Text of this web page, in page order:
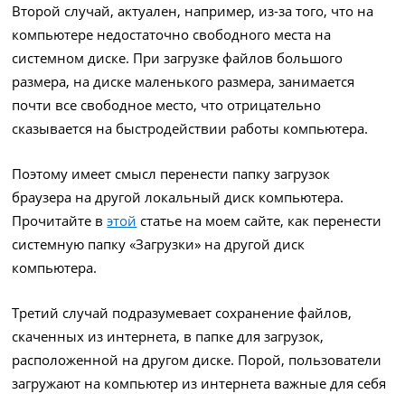
Второй случай, актуален, например, из-за того, что на
компьютере недостаточно свободного места на
системном диске. При загрузке файлов большого
размера, на диске маленького размера, занимается
почти все свободное место, что отрицательно
сказывается на быстродействии работы компьютера.
Поэтому имеет смысл перенести папку загрузок
браузера на другой локальный диск компьютера.
Прочитайте вэтой статье на моем сайте, как перенести
системную папку «Загрузки» на другой диск
компьютера.
Третий случай подразумевает сохранение файлов,
скаченных из интернета, в папке для загрузок,
расположенной на другом диске. Порой, пользователи
загружают на компьютер из интернета важные для себя